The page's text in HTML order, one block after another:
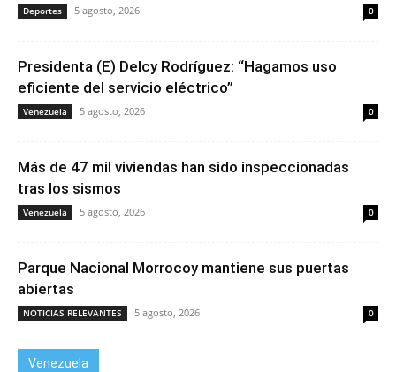
Deportes 5 agosto, 2026 0
Presidenta (E) Delcy Rodríguez: “Hagamos uso
eficiente del servicio eléctrico”
Venezuela 5 agosto, 2026 0
Más de 47 mil viviendas han sido inspeccionadas
tras los sismos
Venezuela 5 agosto, 2026 0
Parque Nacional Morrocoy mantiene sus puertas
abiertas
NOTICIAS RELEVANTES 5 agosto, 2026 0
Venezuela